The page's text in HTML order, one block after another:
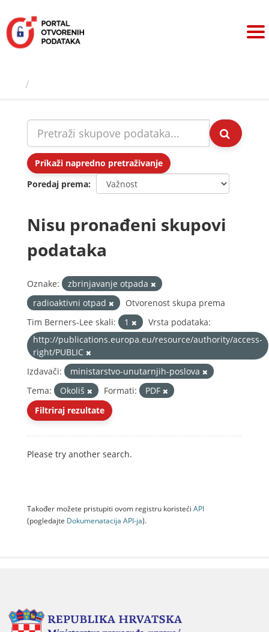
sadržaj
Prikaži napredno pretraživanje
Poredaj prema
Nisu pronađeni skupovi
podataka
Oznake:
zbrinjavanje otpada
radioaktivni otpad
Otvorenost skupa prema
Tim Berners-Lee skali:
1
Vrsta podataka:
http://publications.europa.eu/resource/authority/access-
right/PUBLIC
Izdavači:
ministarstvo-unutarnjih-poslova
Tema:
Okoliš Formati:
PDF
Filtriraj rezultate
Please try another search.
Također možete pristupiti ovom registru koristeći API
(pogledajte Dokumenаtаcijа API-jа).